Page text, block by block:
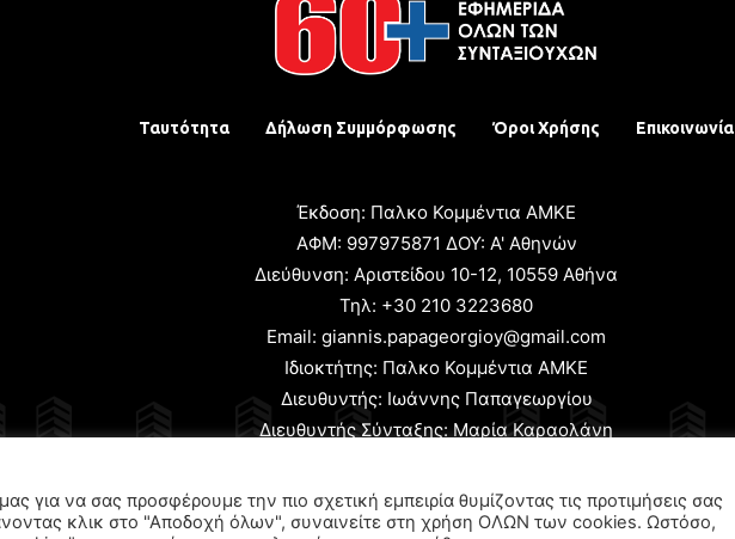
Ταυτότητα Δήλωση Συμμόρφωσης Όροι Χρήσης Επικοινωνία
Έκδοση: Παλκο Κομμέντια ΑΜΚΕ
ΑΦΜ: 997975871 ΔΟΥ: Α' Αθηνών
Διεύθυνση: Αριστείδου 10-12, 10559 Αθήνα
Τηλ: +30 210 3223680
Email: giannis.papageorgioy@gmail.com
Ιδιοκτήτης: Παλκο Κομμέντια ΑΜΚΕ
Διευθυντής: Ιωάννης Παπαγεωργίου
Διευθυντής Σύνταξης: Μαρία Καραολάνη
για να σας προσφέρουμε την πιο σχετική εμπειρία θυμίζοντας τις προτιμήσεις σας
κλικ στο "Αποδοχή όλων", συναινείτε στη χρήση ΟΛΩΝ των cookies. Ωστόσο,